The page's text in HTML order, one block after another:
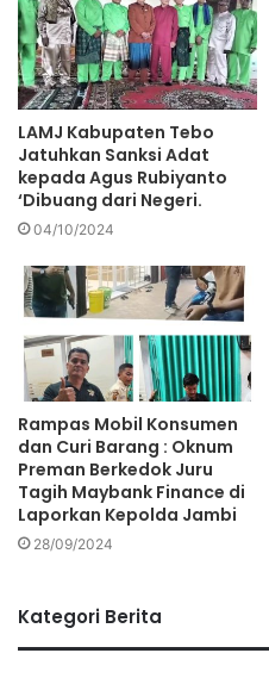
LAMJ Kabupaten Tebo
Jatuhkan Sanksi Adat
kepada Agus Rubiyanto
‘Dibuang dari Negeri.
04/10/2024
Rampas Mobil Konsumen
dan Curi Barang : Oknum
Preman Berkedok Juru
Tagih Maybank Finance di
Laporkan Kepolda Jambi
28/09/2024
Kategori Berita